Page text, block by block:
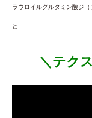
ラウロイルグルタミン酸ジ
と
＼テク